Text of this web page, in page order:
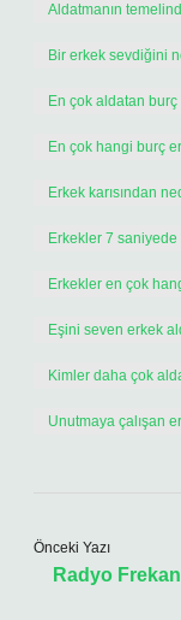
Aldatmanın
Bir erkek sevdiğini
En çok aldatan
En çok hangi burç
Erkek karısından
Erkekler 7
Erkekler en çok
Eşini seven erkek
Kimler daha çok
Unutmaya çalışan
Önceki Yazı
Radyo